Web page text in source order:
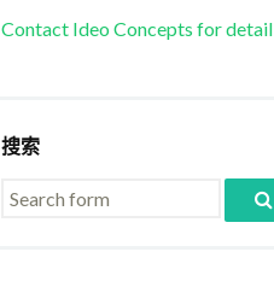
Contact Ideo Concepts for detail
搜索